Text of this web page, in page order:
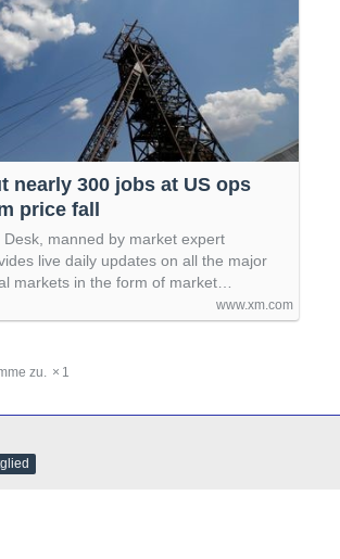
nearly 300 jobs at US ops
price fall
manned by market expert
live daily updates on all the major
markets in the form of market…
www.xm.com
1